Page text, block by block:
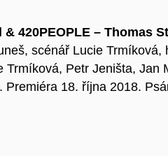
420PEOPLE – Thomas
scénář Lucie
Trmíková, Petr Jeništa, Jan
Premiéra 18. října 2018.